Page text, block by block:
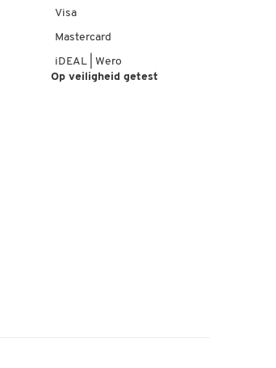
Visa
Mastercard
iDEAL | Wero
Op veiligheid getest